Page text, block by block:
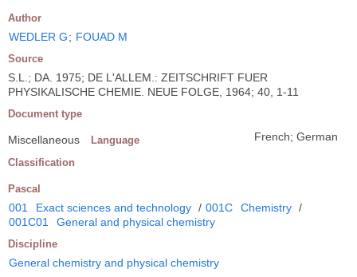
Author
WEDLER G; FOUAD M
Source
S.L.; DA. 1975; DE L'ALLEM.: ZEITSCHRIFT FUER
PHYSIKALISCHE CHEMIE. NEUE FOLGE, 1964; 40, 1-11
Document type
Miscellaneous Language French; German
Classification
Pascal
001 Exact sciences and technology / 001C Chemistry /
001C01
General and physical chemistry
Discipline
General chemistry and physical chemistry